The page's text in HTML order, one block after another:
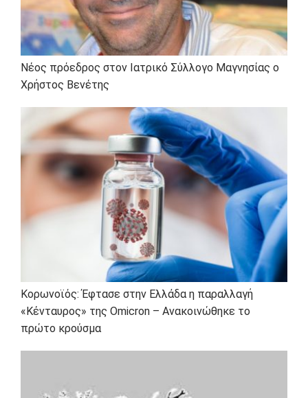
Νέος πρόεδρος στον Ιατρικό Σύλλογο Μαγνησίας ο
Χρήστος Βενέτης
Κορωνοϊός: Έφτασε στην Ελλάδα η παραλλαγή
«Κένταυρος» της Omicron – Ανακοινώθηκε το
πρώτο κρούσμα